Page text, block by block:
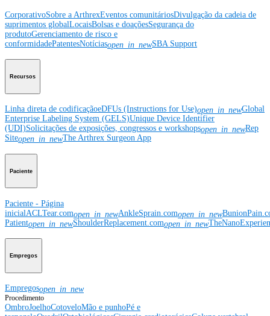
CorporativoSobre a ArthrexEventos comunitáriosDivulgação da cadeia de
suprimentos globalLocaisBolsas e doaçõesSegurança do
produtoGerenciamento de risco e
conformidadePatentesNotíciasopen_in_newSBA Support
Recursos
Linha direta de codificaçãoeDFUs (Instructions for Use)open_in_newGlobal
Enterprise Labeling System (GELS)Unique Device Identifier
(UDI)Solicitações de exposições, congressos e workshopsopen_in_newRep
Siteopen_in_newThe Arthrex Surgeon App
Paciente
Paciente - Página
inicial ACLTear.comopen_in_newAnkleSprain.comopen_in_new
Patientopen_in_newShoulderReplacement.comopen_in_new
Empregos
Empregosopen_in_new
Procedimento
OmbroJoelhoCotoveloMão e punhoPé e